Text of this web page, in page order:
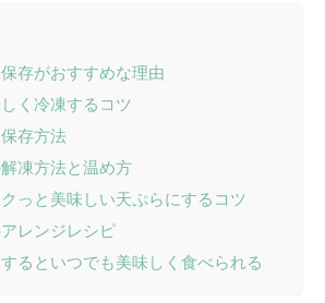
存がおすすめな理由
く冷凍するコツ
存方法
凍方法と温め方
っと美味しい天ぷらにするコツ
レンジレシピ
るといつでも美味しく食べられる